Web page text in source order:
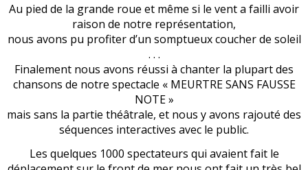
Au pied de la grande roue et même si le vent a failli avoir
raison de notre représentation,
nous avons pu profiter d’un somptueux coucher de soleil
. . .
Finalement nous avons réussi à chanter la plupart des
chansons de notre spectacle « MEURTRE SANS FAUSSE
NOTE »
mais sans la partie théâtrale, et nous y avons rajouté des
séquences interactives avec le public.
Les quelques 1000 spectateurs qui avaient fait le